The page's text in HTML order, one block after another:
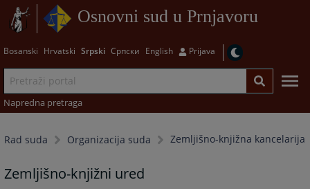
Osnovni sud u Prnjavoru
Bosanski Hrvatski Srpski Српски English Prijava
Napredna pretraga
Rad suda Organizacija suda Zemljišno-knjižna kancelarija
Zemljišno-knjižni ured